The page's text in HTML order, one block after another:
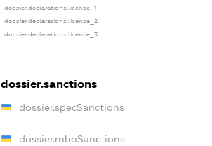
dossier.declarations.license_1
dossier.declarations.license_2
dossier.declarations.license_3
dossier.sanctions
dossier.specSanctions
dossier.rnboSanctions